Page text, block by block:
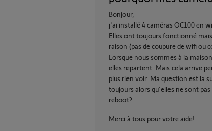
Bonjour,
j'ai installé 4 caméras OC100 en
Elles ont toujours fonctionné
raison (pas de coupure de wifi ou
Lorsque nous sommes à la
elles repartent. Mais cela arrive
plus rien voir. Ma question est la
toujours alors qu'elles ne sont
reboot?
Merci à tous pour votre aide!